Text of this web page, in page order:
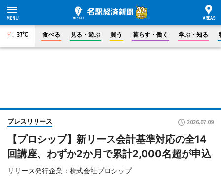
37°C 食べる 見る・遊ぶ 買う 暮らす・働く 学ぶ・知る
プレスリリース 2026.07.09
【プロシップ】新リース会計基準対応の全14
回講座、わずか2か月で累計2,000名超が申込
リリース発行企業：株式会社プロシップ